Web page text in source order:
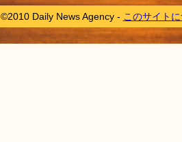
©2010 Daily News Agency - このサイト